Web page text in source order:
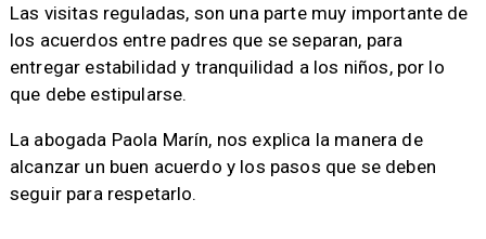
​Las visitas reguladas, son una parte muy importante de
los acuerdos entre padres que se separan, para
entregar estabilidad y tranquilidad a los niños, por lo
que debe estipularse.
La abogada Paola Marín, nos explica la manera de
alcanzar un buen acuerdo y los pasos que se deben
seguir para respetarlo.